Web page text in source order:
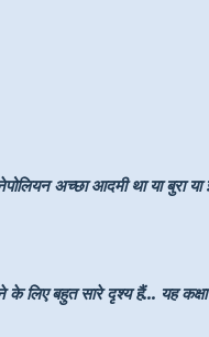
अच्छा आदमी था या बुरा
बहुत सारे दृश्य हैं... यह कक्षा